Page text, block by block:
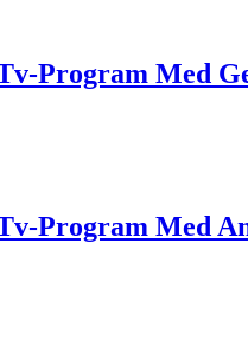
Program Med
Program Med